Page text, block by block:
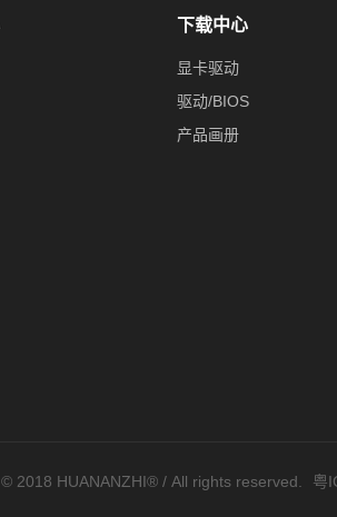
下载中心
显卡驱动
驱动/BIOS
产品画册
2018 HUANANZHI® / All rights reserved. 粤